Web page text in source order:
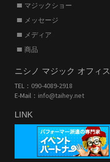
マジックショー
メッセージ
メディア
商品
ニシノ マジック オフィス
TEL： 090-4089-2918
E-Mail： info@taihey.net
LINK